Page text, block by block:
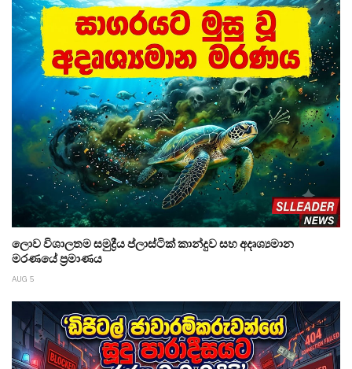
ලොව විශාලතම සමුද්‍රීය ප්ලාස්ටික් කාන්දුව සහ අදෘශ්‍යමාන
මරණයේ ප්‍රමාණය
AUG 5